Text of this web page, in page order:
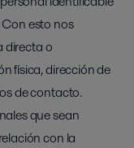
esto nos
directa o
física, dirección de
de contacto.
que sean
con la